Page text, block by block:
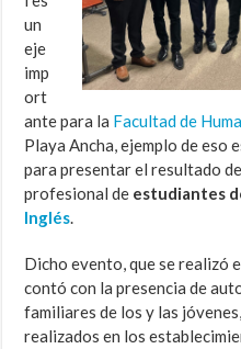
un
eje
imp
ort
ante para la Facultad de
Playa Ancha, ejemplo de eso
para presentar el resultado
profesional de estudiantes
Inglés.
Dicho evento, que se realizó
contó con la presencia de
familiares de los y las
realizados en los